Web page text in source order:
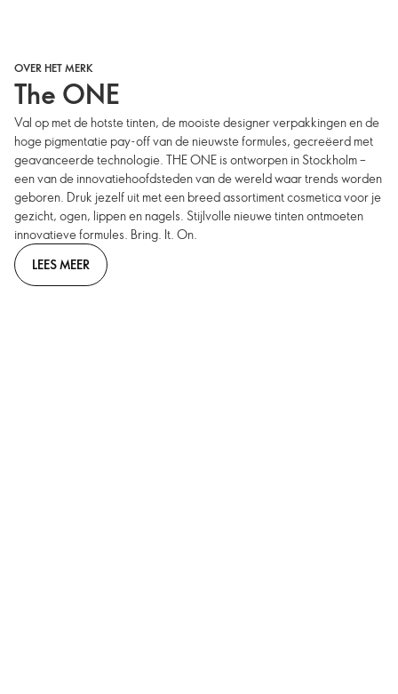
OVER HET MERK
The ONE
Val op met de hotste tinten, de mooiste designer verpakkingen en de
hoge pigmentatie pay-off van de nieuwste formules, gecreëerd met
geavanceerde technologie. THE ONE is ontworpen in Stockholm –
een van de innovatiehoofdsteden van de wereld waar trends worden
geboren. Druk jezelf uit met een breed assortiment cosmetica voor je
gezicht, ogen, lippen en nagels. Stijlvolle nieuwe tinten ontmoeten
innovatieve formules. Bring. It. On.
LEES MEER